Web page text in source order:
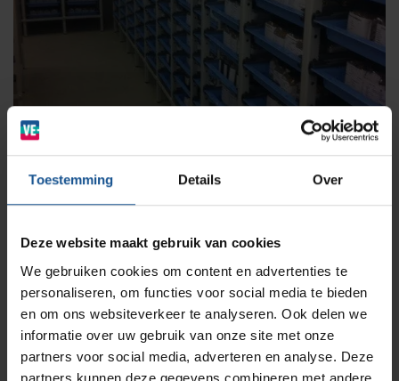
Toestemming Details Over
Deze website maakt gebruik van cookies
We gebruiken cookies om content en advertenties te
personaliseren, om functies voor social media te bieden
en om ons websiteverkeer te analyseren. Ook delen we
informatie over uw gebruik van onze site met onze
partners voor social media, adverteren en analyse. Deze
partners kunnen deze gegevens combineren met andere
Meer informatie?
Benieuwd naar de vele oplossingen die VE-Systems te
bieden heeft op dit gebied? Neem dancontactmet ons op,
Branches
Ziekenhuizen en klinieken
Zorginstellingen
Solutions
RVS Werkplekinrichting
Modulaire Inrichtingssystemen
Opslagsystemen en voorraadbeheer
Productlijnen
Medische afvalverpakkingen
Infectiepreventie en hygiëne
Opslagmogelijkheden
Medische (verzorgings)wagens
Septodry
Metro
Zarges
AP Medical
BINBIN
Ons team
Klantcases
Vacatures